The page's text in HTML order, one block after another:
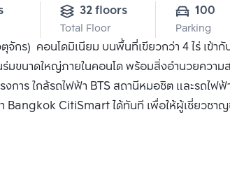
32 floors
Total Floor
100
Parking
กร) คอนโดมิเนียม บนพื้นที่เขียวกว่า 4 ไร่ เข้า
มขนาดใหญ่ภายในคอนโด พร้อมสิ่งอำนวยความ
งการ ใกล้รถไฟฟ้า BTS สถานีหมอชิต และรถไฟ
Bangkok CitiSmart ได้ทันที เพื่อให้ผู้เชี่ยวชาญ